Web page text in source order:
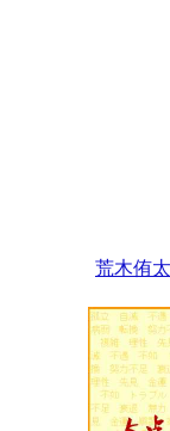
荒木侑